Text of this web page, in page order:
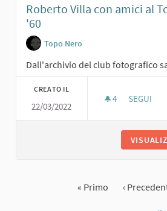
Roberto Villa con amici al
'60
Topo Nero
Dall'archivio del club fotografico
CREATO IL
22/03/2022
4 4
SEGUI
« Primo ‹